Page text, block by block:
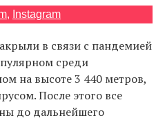
, Instagram
в связи с пандемией
среди
на высоте 3 440 метров,
После этого все
до дальнейшего